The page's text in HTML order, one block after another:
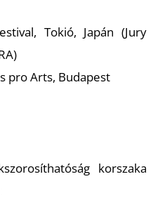
Tokió, Japán (Jury
pro Arts, Budapest
korszaka